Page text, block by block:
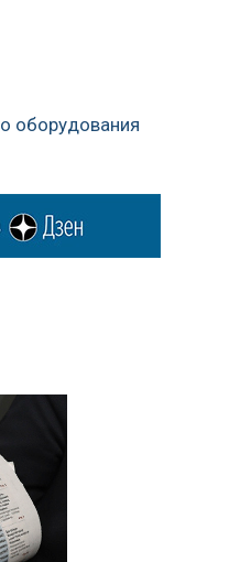
оборудования